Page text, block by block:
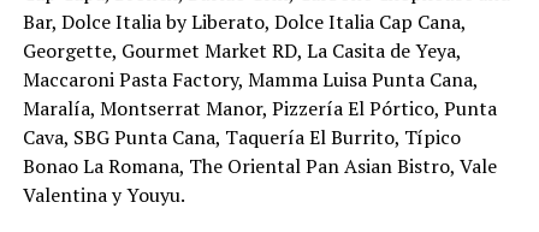
Bar, Dolce Italia by Liberato, Dolce Italia Cap Cana,
Georgette, Gourmet Market RD, La Casita de Yeya,
Maccaroni Pasta Factory, Mamma Luisa Punta Cana,
Maralía, Montserrat Manor, Pizzería El Pórtico, Punta
Cava, SBG Punta Cana, Taquería El Burrito, Típico
Bonao La Romana, The Oriental Pan Asian Bistro, Vale
Valentina y Youyu.